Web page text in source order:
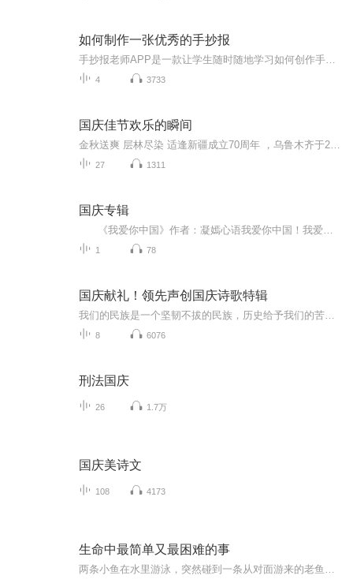
如何制作一张优秀的手抄报
4 3733
国庆佳节欢乐的瞬间
27 1311
国庆专辑
1 78
国庆献礼！领先声创国庆诗歌特辑
8 6076
刑法国庆
26 1.7万
国庆美诗文
108 4173
生命中最简单又最困难的事